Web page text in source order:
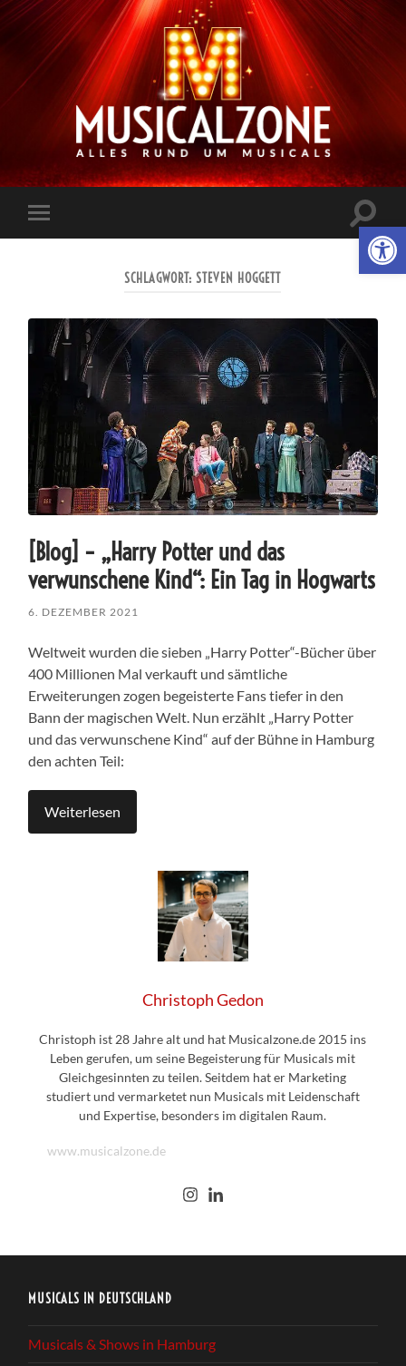
Musicalzone.de
Mobile-
Menü
ein-/
SCHLAGWORT: STEVEN HOGGETT
[Blog] – „Harry Potter und das
verwunschene Kind“: Ein Tag in Hogwarts
6. DEZEMBER 2021
Weltweit wurden die sieben „Harry Potter“-Bücher über
400 Millionen Mal verkauft und sämtliche
Erweiterungen zogen begeisterte Fans tiefer in den
Bann der magischen Welt. Nun erzählt „Harry Potter
und das verwunschene Kind“ auf der Bühne in Hamburg
den achten Teil:
Weiterlesen
Christoph Gedon
Christoph ist 28 Jahre alt und hat Musicalzone.de 2015 ins
Leben gerufen, um seine Begeisterung für Musicals mit
Gleichgesinnten zu teilen. Seitdem hat er Marketing
studiert und vermarketet nun Musicals mit Leidenschaft
und Expertise, besonders im digitalen Raum.
www.musicalzone.de
MUSICALS IN DEUTSCHLAND
Musicals & Shows in Hamburg